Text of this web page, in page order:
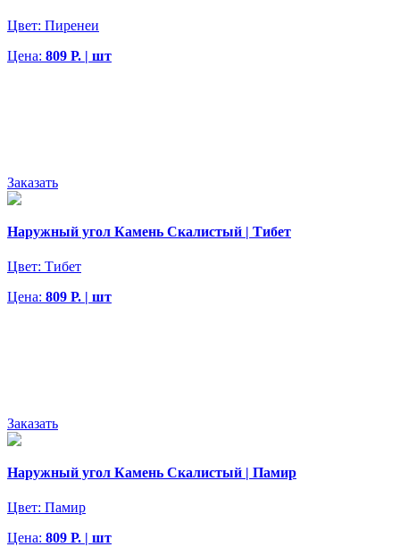
Цвет: Пиренеи
Цена: 809 Р. | шт
Заказать
Наружный угол Камень Скалистый | Тибет
Цвет: Тибет
Цена: 809 Р. | шт
Заказать
Наружный угол Камень Скалистый | Памир
Цвет: Памир
Цена: 809 Р. | шт